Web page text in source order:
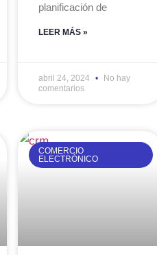
planificación de
LEER MÁS »
abril 24, 2024
No hay
comentarios
COMERCIO
ELECTRÓNICO